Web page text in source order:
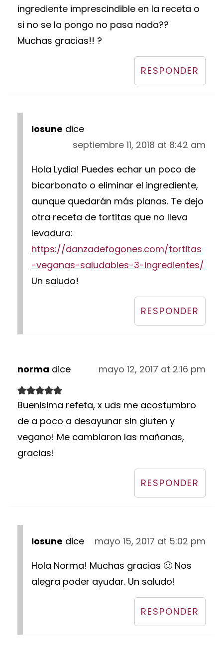
ingrediente imprescindible en la receta o
si no se la pongo no pasa nada??
Muchas gracias!! ?
RESPONDER
Iosune dice
septiembre 11, 2018 at 8:42 am
Hola Lydia! Puedes echar un poco de
bicarbonato o eliminar el ingrediente,
aunque quedarán más planas. Te dejo
otra receta de tortitas que no lleva
levadura:
https://danzadefogones.com/tortitas
-veganas-saludables-3-ingredientes/
Un saludo!
RESPONDER
norma dice mayo 12, 2017 at 2:16 pm
Buenisima refeta, x uds me acostumbro
de a poco a desayunar sin gluten y
vegano! Me cambiaron las mañanas,
gracias!
RESPONDER
Iosune dice
mayo 15, 2017 at 5:02 pm
Hola Norma! Muchas gracias 🙂 Nos
alegra poder ayudar. Un saludo!
RESPONDER